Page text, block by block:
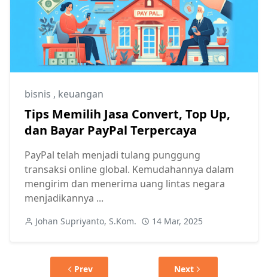
bisnis , keuangan
Tips Memilih Jasa Convert, Top Up,
dan Bayar PayPal Terpercaya
PayPal telah menjadi tulang punggung
transaksi online global. Kemudahannya dalam
mengirim dan menerima uang lintas negara
menjadikannya ...
Johan Supriyanto, S.Kom. 14 Mar, 2025
Prev Next